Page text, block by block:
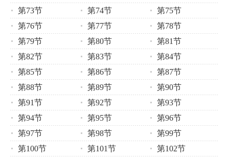
第73节
第74节
第75节
第76节
第77节
第78节
第79节
第80节
第81节
第82节
第83节
第84节
第85节
第86节
第87节
第88节
第89节
第90节
第91节
第92节
第93节
第94节
第95节
第96节
第97节
第98节
第99节
第100节
第101节
第102节